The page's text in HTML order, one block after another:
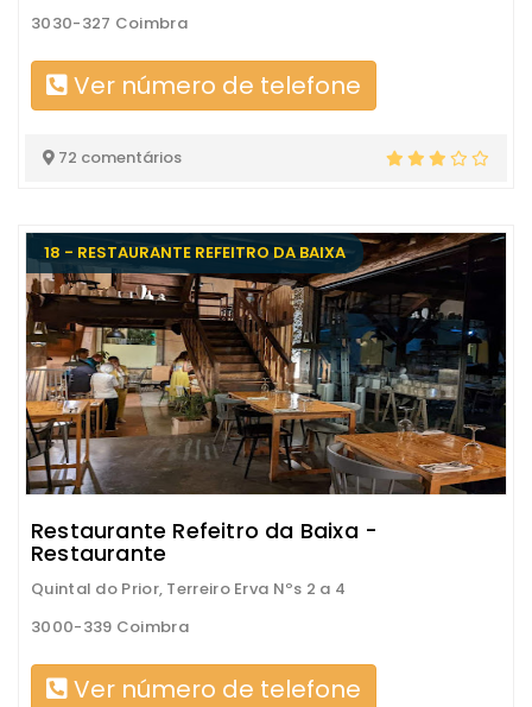
3030-327 Coimbra
Ver número de telefone
72 comentários
18 - RESTAURANTE REFEITRO DA BAIXA
Restaurante Refeitro da Baixa -
Restaurante
Quintal do Prior, Terreiro Erva Nºs 2 a 4
3000-339 Coimbra
Ver número de telefone